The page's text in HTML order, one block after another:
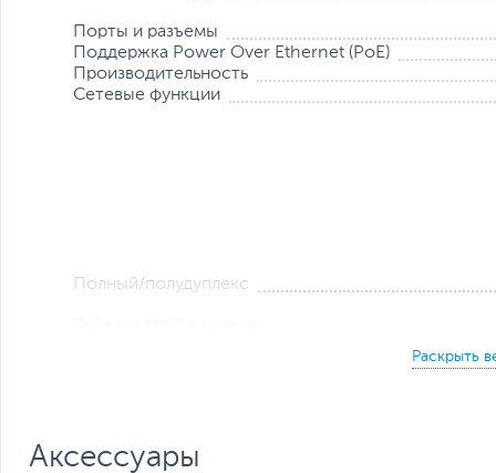
Порты и разъемы
Поддержка Power Over Ethernet (PoE)
Производительность
Сетевые функции
Полный/полудуплекс
Аксессуары